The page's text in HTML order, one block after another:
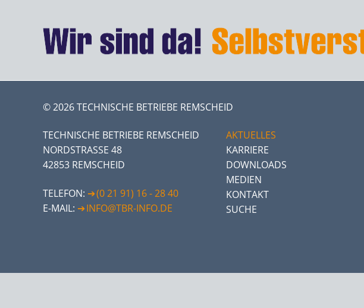
© 2026 TECHNISCHE BETRIEBE REMSCHEID
TECHNISCHE BETRIEBE REMSCHEID
NORDSTRASSE 48
42853 REMSCHEID
TELEFON:
(0 21 91) 16 - 28 40
E-MAIL:
INFO@TBR-INFO.DE
AKTUELLES
KARRIERE
DOWNLOADS
MEDIEN
KONTAKT
SUCHE